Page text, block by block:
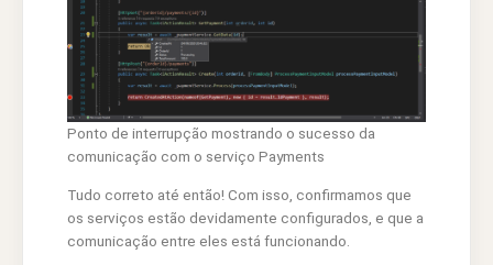
Ponto de interrupção mostrando o sucesso da
comunicação com o serviço Payments
Tudo correto até então! Com isso, confirmamos que
os serviços estão devidamente configurados, e que a
comunicação entre eles está funcionando.